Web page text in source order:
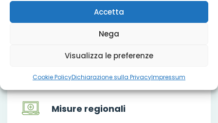
Accetta
Nega
Visualizza le preferenze
Cookie PolicyDichiarazione sulla PrivacyImpressum
Misure regionali